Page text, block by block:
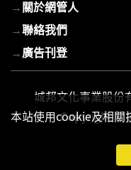
→關於網管人
→聯絡我們
→廣告刊登
城邦文化事業股份
Copyright ©
本站使用cookie及相關